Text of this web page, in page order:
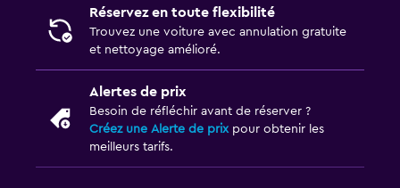
Réservez en toute flexibilité
Trouvez une voiture avec annulation gratuite
et nettoyage amélioré.
Alertes de prix
Besoin de réfléchir avant de réserver ?
Créez une Alerte de prixpour obtenir les
meilleurs tarifs.